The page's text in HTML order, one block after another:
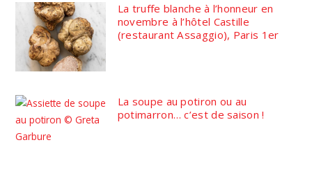
La truffe blanche à l’honneur en
novembre à l’hôtel Castille
(restaurant Assaggio), Paris 1er
La soupe au potiron ou au
potimarron… c’est de saison !